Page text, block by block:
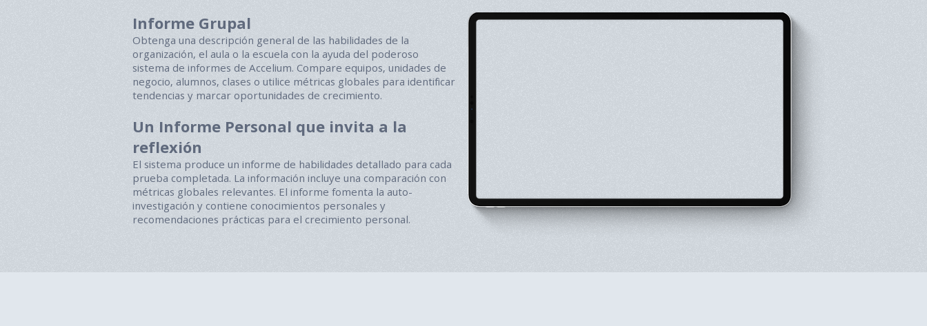
Informe Grupal
Obtenga una descripción general de las habilidades de la
organización, el aula o la escuela con la ayuda del poderoso
sistema de informes de Accelium. Compare equipos, unidades de
negocio, alumnos, clases o utilice métricas globales para identificar
tendencias y marcar oportunidades de crecimiento.
Un Informe Personal que invita a la
reflexión
El sistema produce un informe de habilidades detallado para cada
prueba completada. La información incluye una comparación con
métricas globales relevantes. El informe fomenta la auto-
investigación y contiene conocimientos personales y
recomendaciones prácticas para el crecimiento personal.